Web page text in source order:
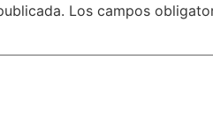
Los campos